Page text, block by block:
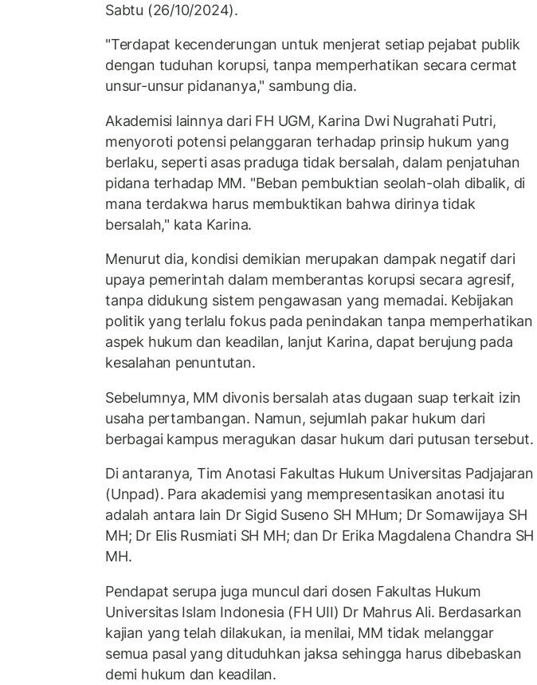
Sabtu (26/10/2024).
"Terdapat kecenderungan untuk menjerat setiap pejabat publik
dengan tuduhan korupsi, tanpa memperhatikan secara cermat
unsur-unsur pidananya," sambung dia.
Akademisi lainnya dari FH UGM, Karina Dwi Nugrahati Putri,
menyoroti potensi pelanggaran terhadap prinsip hukum yang
berlaku, seperti asas praduga tidak bersalah, dalam penjatuhan
pidana terhadap MM. "Beban pembuktian seolah-olah dibalik, di
mana terdakwa harus membuktikan bahwa dirinya tidak
bersalah," kata Karina.
Menurut dia, kondisi demikian merupakan dampak negatif dari
upaya pemerintah dalam memberantas korupsi secara agresif,
tanpa didukung sistem pengawasan yang memadai. Kebijakan
politik yang terlalu fokus pada penindakan tanpa memperhatikan
aspek hukum dan keadilan, lanjut Karina, dapat berujung pada
kesalahan penuntutan.
Sebelumnya, MM divonis bersalah atas dugaan suap terkait izin
usaha pertambangan. Namun, sejumlah pakar hukum dari
berbagai kampus meragukan dasar hukum dari putusan tersebut.
Di antaranya, Tim Anotasi Fakultas Hukum Universitas Padjajaran
(Unpad). Para akademisi yang mempresentasikan anotasi itu
adalah antara lain Dr Sigid Suseno SH MHum; Dr Somawijaya SH
MH; Dr Elis Rusmiati SH MH; dan Dr Erika Magdalena Chandra SH
MH.
Pendapat serupa juga muncul dari dosen Fakultas Hukum
Universitas Islam Indonesia (FH UII) Dr Mahrus Ali. Berdasarkan
kajian yang telah dilakukan, ia menilai, MM tidak melanggar
semua pasal yang dituduhkan jaksa sehingga harus dibebaskan
demi hukum dan keadilan.